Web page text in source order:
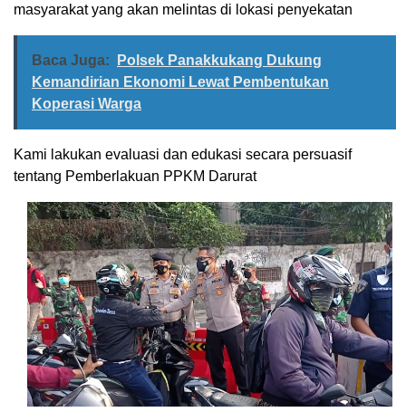
masyarakat yang akan melintas di lokasi penyekatan
Baca Juga:
Polsek Panakkukang Dukung
Kemandirian Ekonomi Lewat Pembentukan
Koperasi Warga
Kami lakukan evaluasi dan edukasi secara persuasif
tentang Pemberlakuan PPKM Darurat